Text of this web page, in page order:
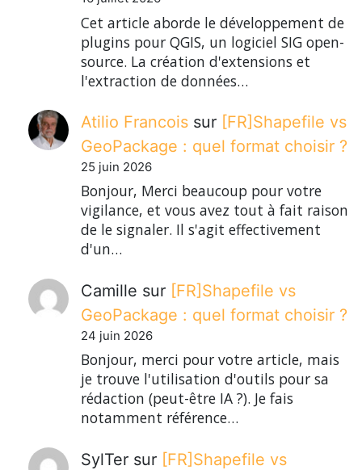
Cet article aborde le développement de
plugins pour QGIS, un logiciel SIG open-
source. La création d'extensions et
l'extraction de données…
Atilio Francois sur [FR]Shapefile vs
GeoPackage : quel format choisir ?
25 juin 2026
Bonjour, Merci beaucoup pour votre
vigilance, et vous avez tout à fait raison
de le signaler. Il s'agit effectivement
d'un…
Camille sur [FR]Shapefile vs
GeoPackage : quel format choisir ?
24 juin 2026
Bonjour, merci pour votre article, mais
je trouve l'utilisation d'outils pour sa
rédaction (peut-être IA ?). Je fais
notamment référence…
SylTer sur [FR]Shapefile vs